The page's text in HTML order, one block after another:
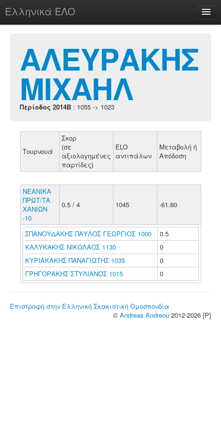
Ελληνικά ΕΛΟ
chesstu.be @ discord
Login
ΑΛΕΥΡΑΚΗΣ
ΜΙΧΑΗΛ
Περίοδος 2014B : 1055 -> 1023
Τουρνουά
Σκορ
(σε
αξιολογημένες
παρτίδες)
ELO
αντιπάλων
Μεταβολή ή
Απόδοση
ΝΕΑΝΙΚΑ
ΠΡΩΤ/ΤΑ
ΧΑΝΙΩΝ
-10
0.5 / 4 1045 -61.60
ΣΠΑΝΟΥΔΑΚΗΣ ΠΑΥΛΟΣ ΓΕΩΡΓΙΟΣ 1000
0.5
ΚΑΛΥΚΑΚΗΣ ΝΙΚΟΛΑΟΣ 1130
0
ΚΥΡΙΑΚΑΚΗΣ ΠΑΝΑΓΙΩΤΗΣ 1035
0
ΓΡΗΓΟΡΑΚΗΣ ΣΤΥΛΙΑΝΟΣ 1015
0
Επιστροφή στην Ελληνική Σκακιστική Ομοσπονδία
© Andreas Andreou 2012-2026 [P]